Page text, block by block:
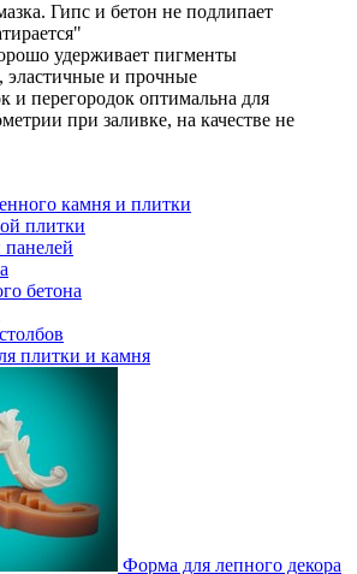
Гипс и бетон не подлипает
удерживает пигменты
и прочные
и перегородок оптимальна для
при заливке, на качестве не
камня и плитки
плитки
бетона
плитки и камня
Форма для лепного декора